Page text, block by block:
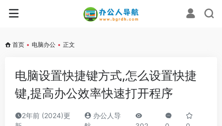
首页 • 电脑办公 • 正文
电脑设置快捷键方式,怎么设置快捷
键,提高办公效率快速打开程序
2年前 (2024)更
办公人导